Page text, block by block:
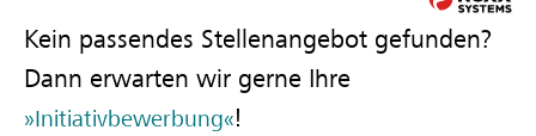
Kein passendes Stellenangebot gefunden?
Dann erwarten wir gerne Ihre
Initiativbewerbung !